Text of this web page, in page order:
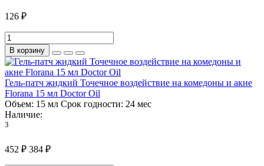
126 ₽
В корзину
Гель-патч жидкий Точечное воздействие на комедоны и акне
Florana 15 мл Doctor Oil
Объем: 15 мл Срок годности: 24 мес
Наличие:
3
452 ₽ 384 ₽